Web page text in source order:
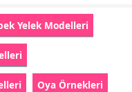
Yelek Modelleri
Oya Örnekleri